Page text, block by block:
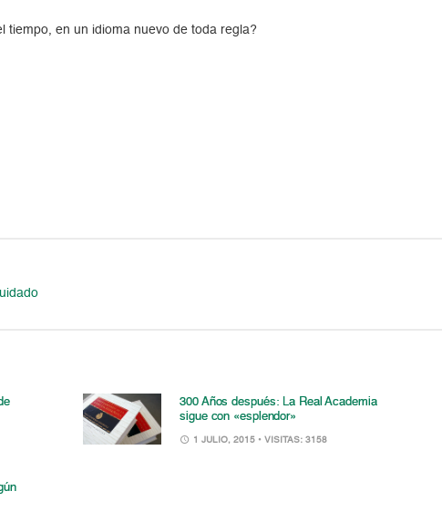
tiempo, en un idioma nuevo de toda regla?
300 Años después: La Real Academia
sigue con «esplendor»
1 JULIO, 2015 • VISITAS: 3158